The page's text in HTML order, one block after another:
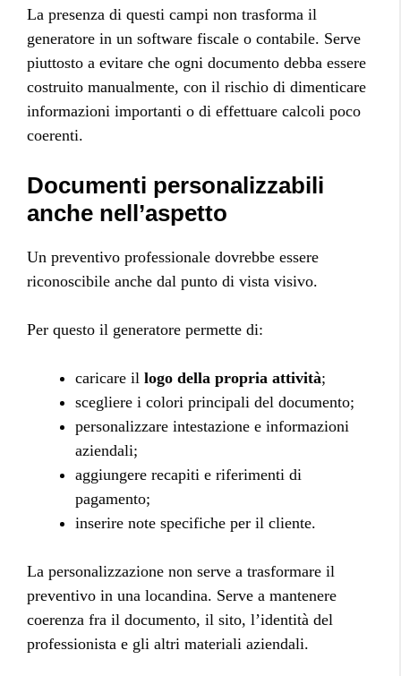
La presenza di questi campi non trasforma il
generatore in un software fiscale o contabile. Serve
piuttosto a evitare che ogni documento debba essere
costruito manualmente, con il rischio di dimenticare
informazioni importanti o di effettuare calcoli poco
coerenti.
Documenti personalizzabili
anche nell’aspetto
Un preventivo professionale dovrebbe essere
riconoscibile anche dal punto di vista visivo.
Per questo il generatore permette di:
caricare il logo della propria attività;
scegliere i colori principali del documento;
personalizzare intestazione e informazioni
aziendali;
aggiungere recapiti e riferimenti di
pagamento;
inserire note specifiche per il cliente.
La personalizzazione non serve a trasformare il
preventivo in una locandina. Serve a mantenere
coerenza fra il documento, il sito, l’identità del
professionista e gli altri materiali aziendali.